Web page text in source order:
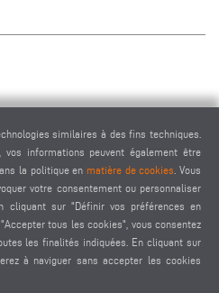
similaires à des fins techniques.
vos informations peuvent également être
la politique en matière de cookies . Vous
votre consentement ou personnaliser
cliquant sur "Définir vos préférences en
tous les cookies", vous consentez
les finalités indiquées. En cliquant sur
à naviguer sans accepter les cookies